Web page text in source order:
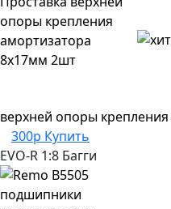
верхней опоры
300р Купить
EVO-R 1:8 Багги